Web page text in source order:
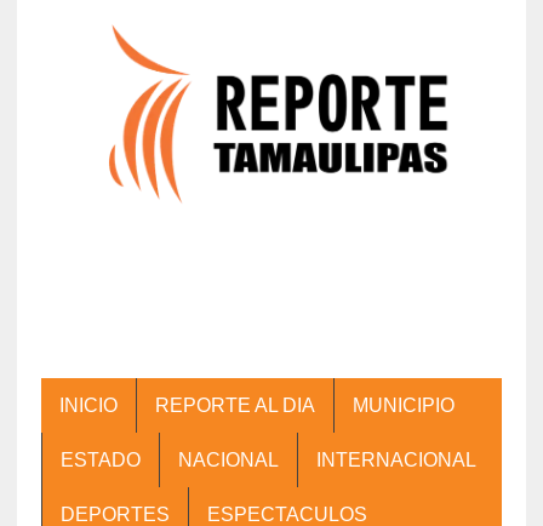
INICIO REPORTE AL DIA MUNICIPIO
ESTADO NACIONAL INTERNACIONAL
DEPORTES ESPECTACULOS